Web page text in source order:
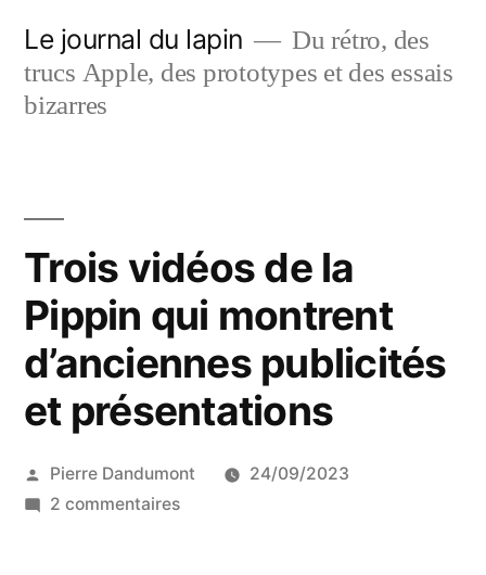
contenu
Le journal du lapin
Du rétro, des
trucs Apple, des prototypes et des essais
bizarres
Trois vidéos de la
Pippin qui montrent
d’anciennes publicités
et présentations
Publié
par
Pierre Dandumont
24/09/2023
2 commentairessur